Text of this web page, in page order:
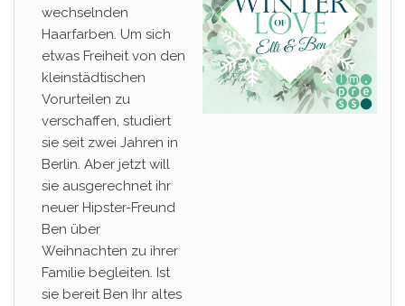
wechselnden
Haarfarben. Um sich
etwas Freiheit von den
kleinstädtischen
Vorurteilen zu
verschaffen, studiert
sie seit zwei Jahren in
Berlin. Aber jetzt will
sie ausgerechnet ihr
neuer Hipster-Freund
Ben über
Weihnachten zu ihrer
Familie begleiten. Ist
sie bereit Ben Ihr altes